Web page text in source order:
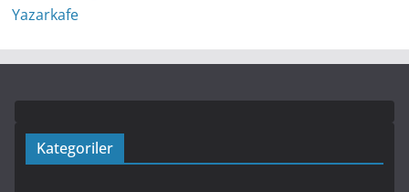
Kategoriler